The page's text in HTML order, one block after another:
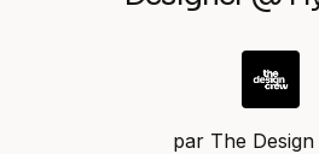
par The